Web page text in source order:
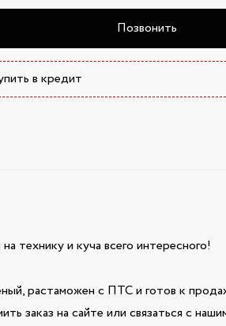
Позвонить
в кредит
технику и куча всего интересного!
растаможен с ПТС и готов к
заказ на сайте или связаться с